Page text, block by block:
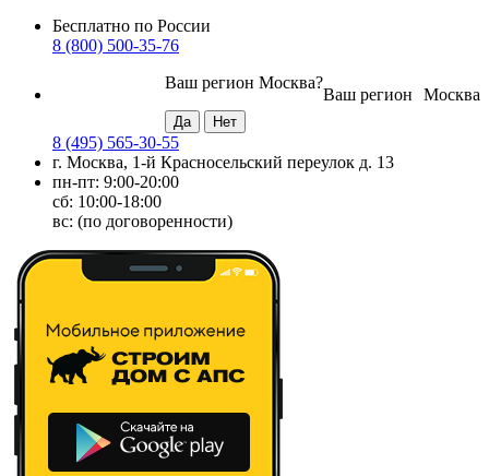
Бесплатно по России
8 (800) 500-35-76
Москва
Ваш регион
Ваш регион Москва?
8 (495) 565-30-55
г. Москва, 1-й Красносельский переулок д. 13
пн-пт: 9:00-20:00
сб: 10:00-18:00
вс: (по договоренности)